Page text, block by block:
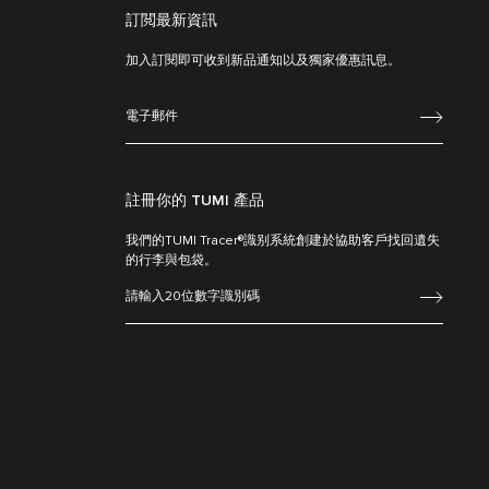
訂閲最新資訊
加入訂閱即可收到新品通知以及獨家優惠訊息。
註冊你的 TUMI 產品
我們的TUMI Tracer®識别系統創建於協助客戶找回遺失
的行李與包袋。